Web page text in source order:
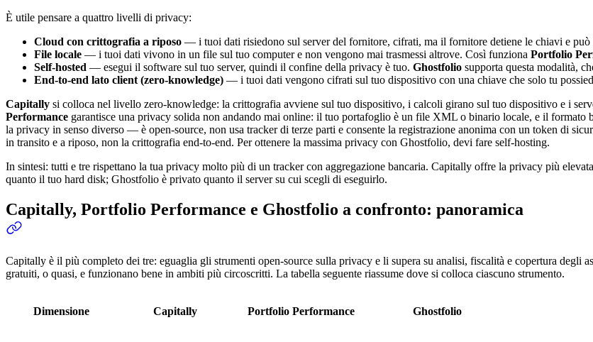
È utile pensare a quattro livelli di privacy:
Cloud con crittografia a riposo — i tuoi dati risiedono sul server del fornitore, cifrati, ma il fornitore detiene le chiavi e
File locale — i tuoi dati vivono in un file sul tuo computer e non vengono mai trasmessi altrove. Così funziona Portfolio
Self-hosted — esegui il software sul tuo server, quindi il confine della privacy è tuo. Ghostfolio supporta questa modalità,
End-to-end lato client (zero-knowledge) — i tuoi dati vengono cifrati sul tuo dispositivo con una chiave che solo tu
Capitally si colloca nel livello zero-knowledge: la crittografia avviene sul tuo dispositivo, i calcoli girano sul tuo dispositivo e i
Performance garantisce una privacy solida non andando mai online: il tuo portafoglio è un file XML o binario locale, e il formato
la privacy in senso diverso — è open-source, non usa tracker di terze parti e consente la registrazione anonima con un token di
in transito e a riposo, non la crittografia end-to-end. Per ottenere la massima privacy con Ghostfolio, devi fare self-hosting.
In sintesi: tutti e tre rispettano la tua privacy molto più di un tracker con aggregazione bancaria. Capitally offre la privacy più
quanto il tuo hard disk; Ghostfolio è privato quanto il server su cui scegli di eseguirlo.
Capitally, Portfolio Performance e Ghostfolio a confronto: panoramica
Capitally è il più completo dei tre: eguaglia gli strumenti open-source sulla privacy e li supera su analisi, fiscalità e copertura degli
gratuiti, o quasi, e funzionano bene in ambiti più circoscritti. La tabella seguente riassume dove si colloca ciascuno strumento.
Dimensione Capitally Portfolio Performance Ghostfolio